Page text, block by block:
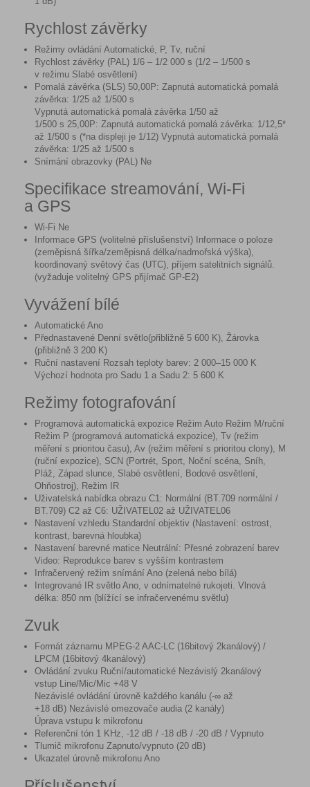
Rychlost závěrky
Režimy ovládání Automatické, P, Tv, ruční
Rychlost závěrky (PAL) 1/6 – 1/2 000 s (1/2 – 1/500 s
v režimu Slabé osvětlení)
Pomalá závěrka (SLS) 50,00P: Zapnutá automatická pomalá
závěrka: 1/25 až 1/500 s
Vypnutá automatická pomalá závěrka 1/50 až
1/500 s 25,00P: Zapnutá automatická pomalá závěrka: 1/12,5*
až 1/500 s (*na displeji je 1/12) Vypnutá automatická pomalá
závěrka: 1/25 až 1/500 s
Snímání obrazovky (PAL) Ne
Specifikace streamování, Wi-Fi
a GPS
Wi-Fi Ne
Informace GPS (volitelné příslušenství) Informace o poloze
(zeměpisná šířka/zeměpisná délka/nadmořská výška),
koordinovaný světový čas (UTC), příjem satelitních signálů.
(vyžaduje volitelný GPS přijímač GP-E2)
Vyvážení bílé
Automatické Ano
Přednastavené Denní světlo(přibližně 5 600 K), Žárovka
(přibližně 3 200 K)
Ruční nastavení Rozsah teploty barev: 2 000–15 000 K
Výchozí hodnota pro Sadu 1 a Sadu 2: 5 600 K
Režimy fotografování
Programová automatická expozice Režim Auto Režim M/ruční
Režim P (programová automatická expozice), Tv (režim
měření s prioritou času), Av (režim měření s prioritou clony), M
(ruční expozice), SCN (Portrét, Sport, Noční scéna, Sníh,
Pláž, Západ slunce, Slabé osvětlení, Bodové osvětlení,
Ohňostroj), Režim IR
Uživatelská nabídka obrazu C1: Normální (BT.709 normální /
BT.709) C2 až C6: UŽIVATEL02 až UŽIVATEL06
Nastavení vzhledu Standardní objektiv (Nastavení: ostrost,
kontrast, barevná hloubka)
Nastavení barevné matice Neutrální: Přesné zobrazení barev
Video: Reprodukce barev s vyšším kontrastem
Infračervený režim snímání Ano (zelená nebo bílá)
Integrované IR světlo Ano, v odnímatelné rukojeti. Vlnová
délka: 850 nm (blížící se infračervenému světlu)
Zvuk
Formát záznamu MPEG-2 AAC-LC (16bitový 2kanálový) /
LPCM (16bitový 4kanálový)
Ovládání zvuku Ruční/automatické Nezávislý 2kanálový
vstup Line/Mic/Mic +48 V
Nezávislé ovládání úrovně každého kanálu (-∞ až
+18 dB) Nezávislé omezovače audia (2 kanály)
Úprava vstupu k mikrofonu
Referenční tón 1 KHz, -12 dB / -18 dB / -20 dB / Vypnuto
Tlumič mikrofonu Zapnuto/vypnuto (20 dB)
Ukazatel úrovně mikrofonu Ano